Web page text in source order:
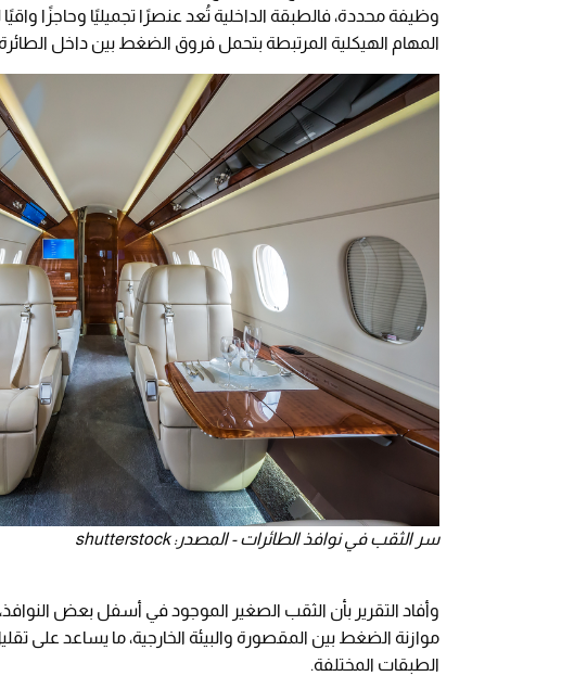
وظيفة محددة، فالطبقة الداخلية تُعد عنصرًا تجميليًا وحاجزًا
المهام الهيكلية المرتبطة بتحمل فروق الضغط بين داخل
سر الثقب في نوافذ الطائرات - المصدر: shutterstock
وأفاد التقرير بأن الثقب الصغير الموجود في أسفل بعض
موازنة الضغط بين المقصورة والبيئة الخارجية، ما يساعد على
الطبقات المختلفة.